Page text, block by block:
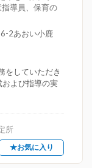
導員、保育の
2あおい小鹿
をしていただき
および指導の実
所
★お気に入り